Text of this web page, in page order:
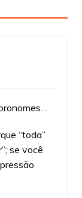
“toda”
se você